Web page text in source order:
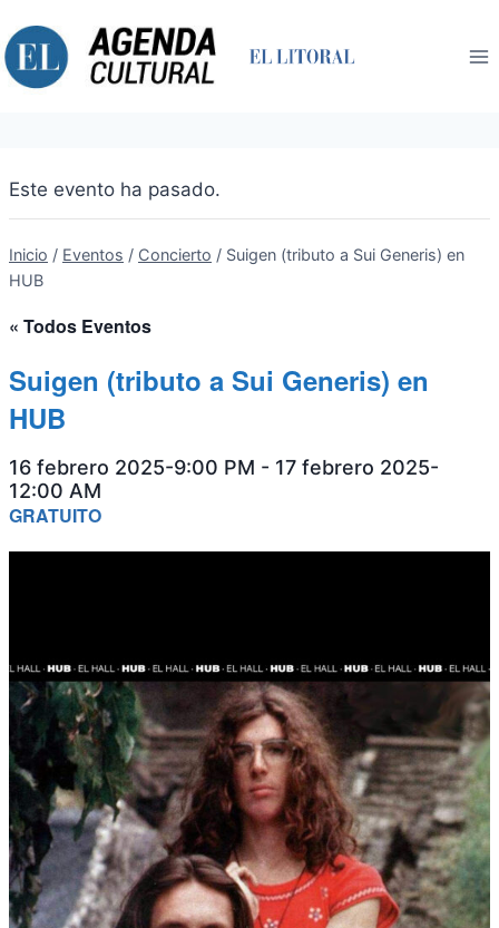
al
contenido
Este evento ha pasado.
Inicio / Eventos / Concierto / Suigen (tributo a Sui Generis) en
HUB
« Todos Eventos
Suigen (tributo a Sui Generis) en
HUB
16 febrero 2025-9:00 PM - 17 febrero 2025-
12:00 AM
GRATUITO